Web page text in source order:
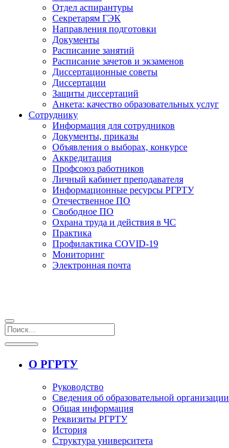
Отдел аспирантуры
Секретарям ГЭК
Направления подготовки
Документы
Расписание занятий
Расписание зачетов и экзаменов
Диссертационные советы
Диссертации
Защиты диссертаций
Анкета: качество образовательных услуг
Сотруднику
Информация для сотрудников
Документы, приказы
Объявления о выборах, конкурсе
Аккредитация
Профсоюз работников
Личный кабинет преподавателя
Информационные ресурсы РГРТУ
Отечественное ПО
Свободное ПО
Охрана труда и действия в ЧС
Практика
Профилактика COVID-19
Мониторинг
Электронная почта
О РГРТУ
Руководство
Сведения об образовательной организации
Общая информация
Реквизиты РГРТУ
История
Структура университета